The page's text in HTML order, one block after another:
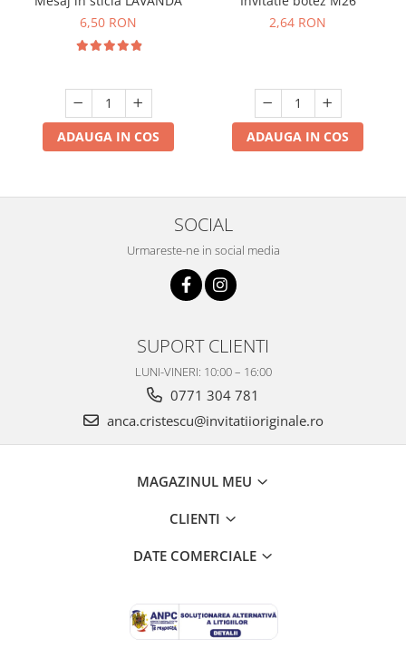
6,50 RON
ADAUGA IN COS
2,64 RON
ADAUGA IN COS
SOCIAL
Urmareste-ne in social media
SUPORT CLIENTI
LUNI-VINERI: 10:00 – 16:00
0771 304 781
anca.cristescu@invitatiioriginale.ro
MAGAZINUL MEU
CLIENTI
DATE COMERCIALE